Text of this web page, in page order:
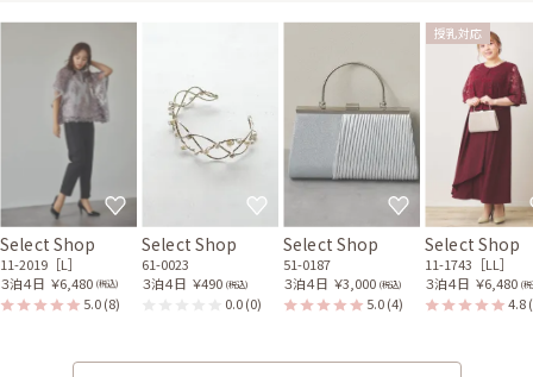
Select Shop
11-2019［L］
３泊４日 ￥6,480 (税込)
5.0(8)
Select Shop
61-0023
３泊４日 ￥490 (税込)
0.0(0)
Select Shop
51-0187
３泊４日 ￥3,000 (税込)
5.0(4)
授乳対応
Select Shop
11-1743［LL］
３泊４日 ￥6,480 (
4.8